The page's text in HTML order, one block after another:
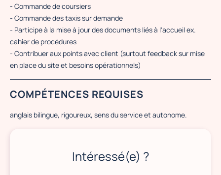
- Commande de coursiers
- Commande des taxis sur demande
- Participe à la mise à jour des documents liés à l'accueil ex.
cahier de procédures
- Contribuer aux points avec client (surtout feedback sur mise
en place du site et besoins opérationnels)
COMPÉTENCES REQUISES
anglais bilingue, rigoureux, sens du service et autonome.
Intéressé(e) ?